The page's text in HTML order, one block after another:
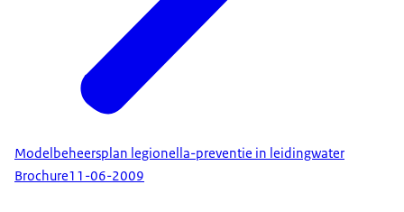
Modelbeheersplan legionella-preventie in leidingwater
Brochure11-06-2009